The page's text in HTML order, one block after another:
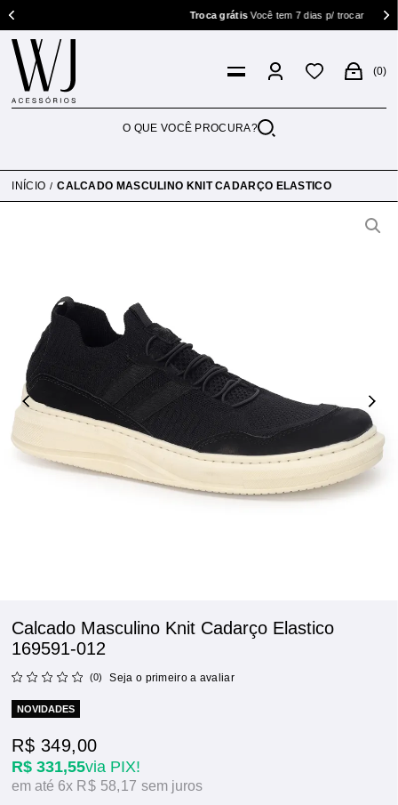
Troca grátisVocê tem 7 dias p/ trocar
0
INÍCIO CALCADO MASCULINO KNIT CADARÇO ELASTICO
Calcado Masculino Knit Cadarço Elastico
169591-012
(0) Seja o primeiro a avaliar
NOVIDADES
R$ 331,55via PIX!
R$ 349,00
6x R$ 58,17sem juros